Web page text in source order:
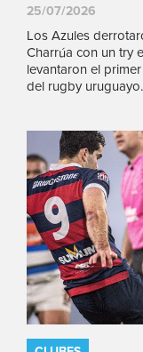
25/07/2026
Los Azules
Charrúa con un try
levantaron el
del rugby uruguayo.